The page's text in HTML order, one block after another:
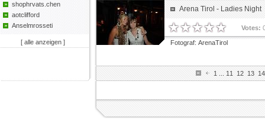
shophrvats.chen
aotclifford
Anselmrosseti
[ alle anzeigen ]
Arena Tirol - Ladies Night
Votes:
Fotograf: ArenaTirol
1...11 12 13 14